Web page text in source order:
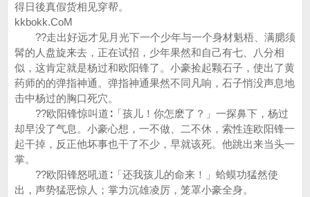
得日後真假货相见穿帮。
kkbokk.CoM
??走出好远才见月光下一个少年与一个身材魁梧、满腮须
髯的人盘旋来去，正在试招，少年果然和自己有七、八分相
似，这肯定就是杨过和欧阳锋了。小豪捡起颗石子，使出了黄
药师的的弹指神通。弹指神通果然不同凡响，石子悄没声息地
击中杨过的胸口死穴。
??欧阳锋惊叫道∶「孩儿！你怎麽了？」一探鼻下，杨过
却早没了气息。小豪心想，一不做、二不休，索性连欧阳锋一
起干掉，反正他坏事也干了不少，早就该死。他跳出来当头一
掌。
??欧阳锋怒吼道∶「还我孩儿的命来！」蛤蟆功猛然使
出，声势猛恶惊人；掌力沉雄凌厉，笼罩小豪全身。